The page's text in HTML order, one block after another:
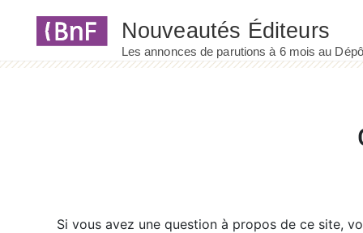
Si vous avez une question à propos de ce site,